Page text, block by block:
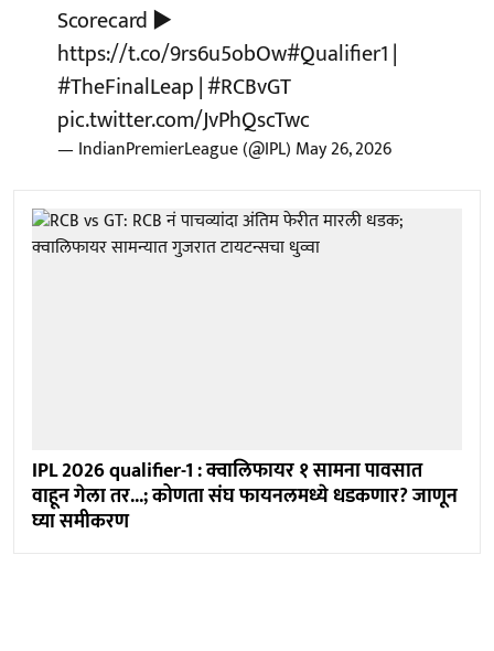
Scorecard ▶️
https://t.co/9rs6u5obOw#Qualifier1|
#TheFinalLeap|#RCBvGT
pic.twitter.com/JvPhQscTwc
— IndianPremierLeague (@IPL) May 26, 2026
IPL 2026 qualifier-1 : क्वालिफायर १ सामना पावसात
वाहून गेला तर...; कोणता संघ फायनलमध्ये धडकणार? जाणून
घ्या समीकरण